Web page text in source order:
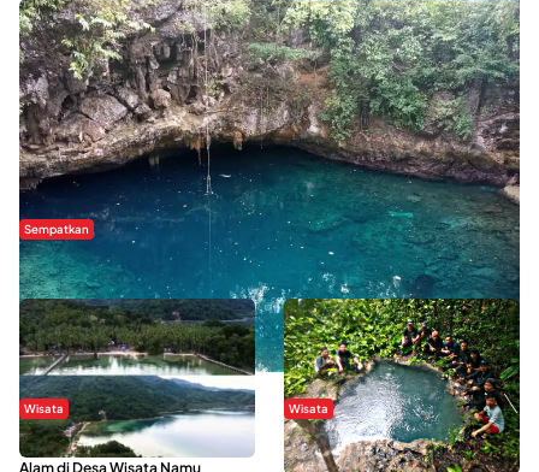
Sempatkan
Danau Rebi-Rebi, Pesona Alam Tersembunyi di Morowali
Wisata
Menikmati Suasana Keindahan
Alam di Desa Wisata Namu
Wisata
Sering Menjadi Tempat Refreshing
Mahasiswa KKN, Yuk Kunjungi